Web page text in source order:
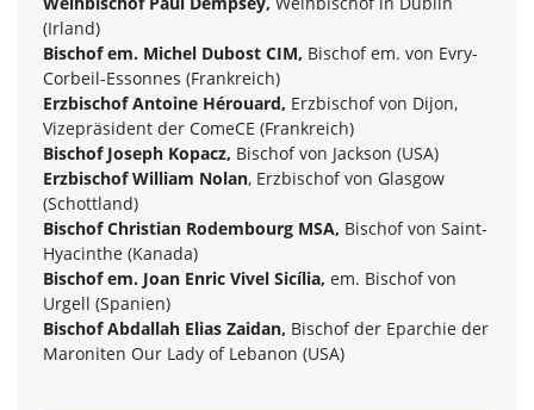
(Irland)
Bischof em. Michel Dubost CIM, Bischof em. von Evry-
Corbeil-Essonnes (Frankreich)
Erzbischof Antoine Hérouard, Erzbischof von Dijon,
Vizepräsident der ComeCE (Frankreich)
Bischof Joseph Kopacz, Bischof von Jackson (USA)
Erzbischof William Nolan, Erzbischof von Glasgow
(Schottland)
Bischof Christian Rodembourg MSA, Bischof von Saint-
Hyacinthe (Kanada)
Bischof em. Joan Enric Vivel Sicília, em. Bischof von
Urgell (Spanien)
Bischof Abdallah Elias Zaidan, Bischof der Eparchie der
Maroniten Our Lady of Lebanon (USA)